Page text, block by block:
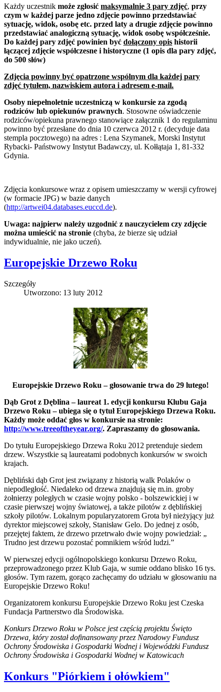
Każdy uczestnik może zgłosić maksymalnie 3 pary zdjęć, przy
czym w każdej parze jedno zdjęcie powinno przedstawiać
sytuację, widok, osobę etc. przed laty a drugie zdjęcie powinno
przedstawiać analogiczną sytuację, widok osobę współcześnie.
Do każdej pary zdjęć powinien być dołączony opis historii
łączącej zdjęcie współczesne i historyczne (1 opis dla pary zdjęć,
do 500 słów)
Zdjęcia powinny być opatrzone wspólnym dla każdej pary
zdjęć tytułem, nazwiskiem autora i adresem e-mail.
Osoby niepełnoletnie uczestniczą w konkursie za zgodą
rodziców lub opiekunów prawnych. Stosowne oświadczenie
rodziców/opiekuna prawnego stanowiące załącznik 1 do regulaminu
powinno być przesłane do dnia 10 czerwca 2012 r. (decyduje data
stempla pocztowego) na adres : Lena Szymanek, Morski Instytut
Rybacki- Państwowy Instytut Badawczy, ul. Kołłątaja 1, 81-332
Gdynia.
Zdjęcia konkursowe wraz z opisem umieszczamy w wersji cyfrowej
(w formacie JPG) w bazie danych
(http://artwei04.databases.euccd.de).
Uwaga: najpierw należy uzgodnić z nauczycielem czy zdjęcie
można umieścić na stronie (chyba, że bierze się udział
indywidualnie, nie jako uczeń).
Europejskie Drzewo Roku
Szczegóły
Utworzono: 13 luty 2012
Europejskie Drzewo Roku – głosowanie trwa do 29 lutego!
Dąb Grot z Dęblina – laureat 1. edycji konkursu Klubu Gaja
Drzewo Roku – ubiega się o tytuł Europejskiego Drzewa Roku.
Każdy może oddać głos w konkursie na stronie:
http://www.treeoftheyear.org/. Zapraszamy do głosowania.
Do tytułu Europejskiego Drzewa Roku 2012 pretenduje siedem
drzew. Wszystkie są laureatami podobnych konkursów w swoich
krajach.
Dębliński dąb Grot jest związany z historią walk Polaków o
niepodległość. Niedaleko od drzewa znajdują się m.in. groby
żołnierzy poległych w czasie wojny polsko - bolszewickiej i w
czasie pierwszej wojny światowej, a także pilotów z dęblińskiej
szkoły pilotów. Lokalnym popularyzatorem Grota był nieżyjący już
dyrektor miejscowej szkoły, Stanisław Gelo. Do jednej z osób,
przejętej faktem, że drzewo przetrwało dwie wojny powiedział: „
Trudno jest drzewu pozostać pomnikiem wśród ludzi.”
W pierwszej edycji ogólnopolskiego konkursu Drzewo Roku,
przeprowadzonego przez Klub Gaja, w sumie oddano blisko 16 tys.
głosów. Tym razem, gorąco zachęcamy do udziału w głosowaniu na
Europejskie Drzewo Roku!
Organizatorem konkursu Europejskie Drzewo Roku jest Czeska
Fundacja Partnerstwo dla Środowiska.
Konkurs Drzewo Roku w Polsce jest częścią projektu Święto
Drzewa, który został dofinansowany przez Narodowy Fundusz
Ochrony Środowiska i Gospodarki Wodnej i Wojewódzki Fundusz
Ochrony Środowiska i Gospodarki Wodnej w Katowicach
Konkurs "Piórkiem i ołówkiem"